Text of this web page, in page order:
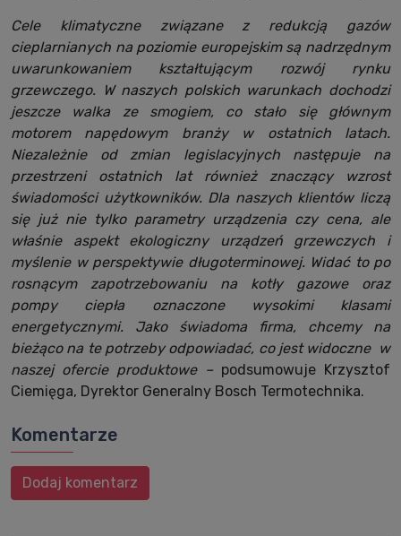
Cele klimatyczne związane z redukcją gazów
cieplarnianych na poziomie europejskim są nadrzędnym
uwarunkowaniem kształtującym rozwój rynku
grzewczego. W naszych polskich warunkach dochodzi
jeszcze walka ze smogiem, co stało się głównym
motorem napędowym branży w ostatnich latach.
Niezależnie od zmian legislacyjnych następuje na
przestrzeni ostatnich lat również znaczący wzrost
świadomości użytkowników. Dla naszych klientów liczą
się już nie tylko parametry urządzenia czy cena, ale
właśnie aspekt ekologiczny urządzeń grzewczych i
myślenie w perspektywie długoterminowej. Widać to po
rosnącym zapotrzebowaniu na kotły gazowe oraz
pompy ciepła oznaczone wysokimi klasami
energetycznymi. Jako świadoma firma, chcemy na
bieżąco na te potrzeby odpowiadać, co jest widoczne w
naszej ofercie produktowe – podsumowuje Krzysztof
Ciemięga, Dyrektor Generalny Bosch Termotechnika.
Komentarze
Dodaj komentarz